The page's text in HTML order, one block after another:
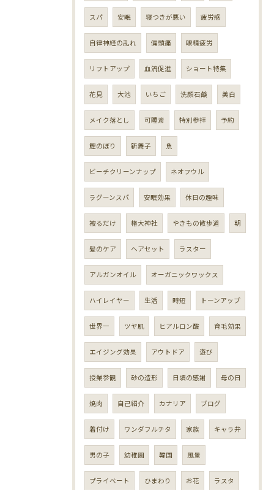
スパ 安眠 寝つきが悪い 疲労感
自律神経の乱れ 偏頭痛 眼精疲労
リフトアップ 血流促進 ショート特集
花見 大池 いちご 洗顔石鹸 美白
メイク落とし 可睡斎 特別参拝 予約
鯉のぼり 新舞子 魚
ビーチクリーンナップ ネオフウル
ラグーンスパ 安眠効果 休日の趣味
被るだけ 椿大神社 やきもの散歩道 朝
髪のケア ヘアセット ラスター
アルガンオイル オーガニックワックス
ハイレイヤー 生活 時短 トーンアップ
世界一 ツヤ肌 ヒアルロン酸 育毛効果
エイジング効果 アウトドア 遊び
授業参観 砂の造形 日頃の感謝 母の日
焼肉 自己紹介 カナリア ブログ
着付け ワンダフルチタ 家族 キャラ弁
男の子 幼稚園 韓国 風景
プライベート ひまわり お花 ラスタ